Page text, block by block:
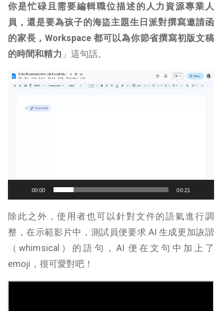
你是忙碌且需要編輯職位描述的人力資源專業人
員，還是要為孩子的海盜主題生日派對撰寫邀請函
的家長，Workspace 都可以為你節省撰寫初版文稿
的時間和精力 」這句話。
視
00:00 00:21
除此之外，使用者也可以針對文件的語氣進行調
整，在示範影片中，測試員便要求 AI 生成更加詼諧
（whimsical）的語句，AI 便在文句中加上了
emoji，很可愛對吧！